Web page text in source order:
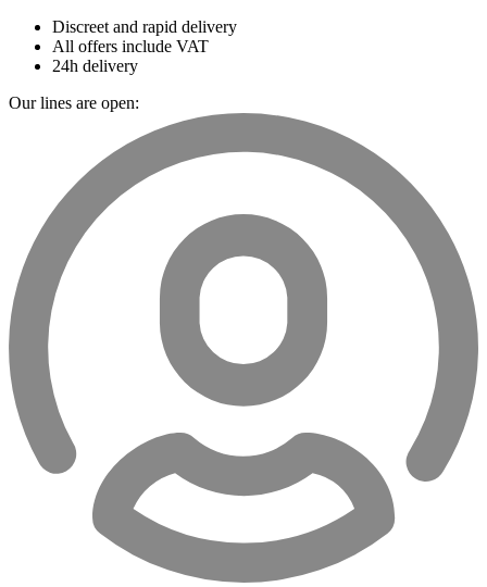
Discreet and rapid delivery
All offers include VAT
24h delivery
Our lines are open: